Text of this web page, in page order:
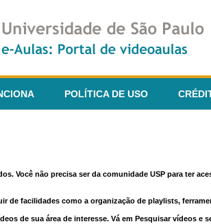
POLÍTICA DE USO
Você não precisa ser da comunidade USP para ter
de facilidades como a organização de playlists,
de sua área de interesse. Vá em Pesquisar vídeos